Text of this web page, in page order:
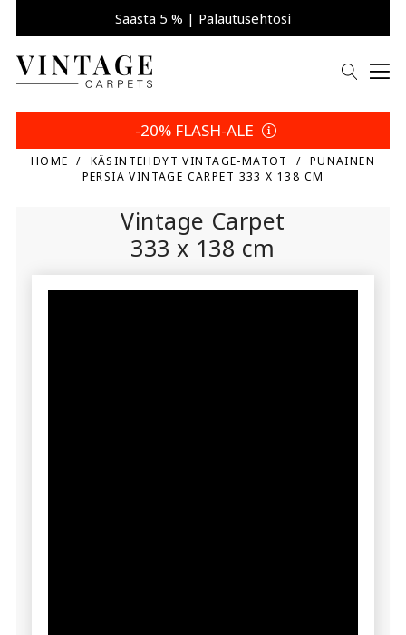
Säästä 5 % | Palautusehtosi
-20% FLASH-ALE
HOME KÄSINTEHDYT VINTAGE-MATOT
PUNAINEN
PERSIA VINTAGE CARPET 333 X 138 CM
Vintage Carpet
333 x 138 cm